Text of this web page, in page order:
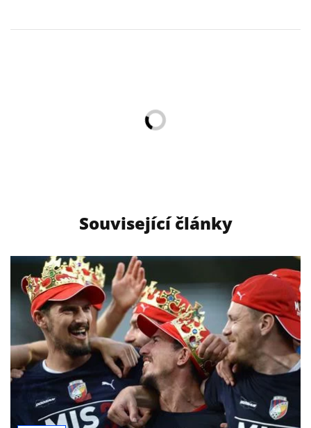
Související články